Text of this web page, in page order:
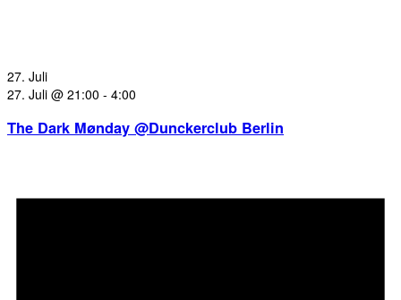
27. Juli
27. Juli @ 21:00 - 4:00
The Dark Mønday @Dunckerclub Berlin